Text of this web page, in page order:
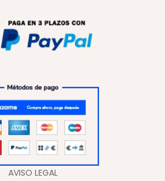
AVISO LEGAL